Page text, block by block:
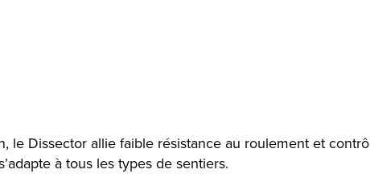
le Dissector allie faible résistance au roulement et
à tous les types de sentiers.